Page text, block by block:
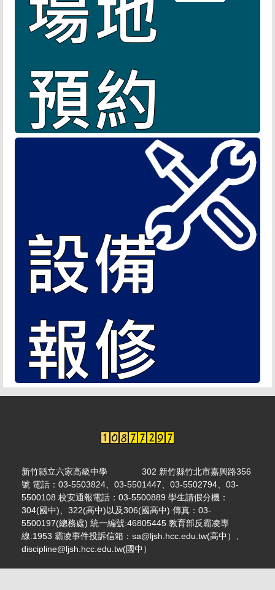
新竹縣立六家高級中學 302 新竹縣竹北市嘉興路356
號 電話：03-5503824、03-5501447、03-5502794、03-
5500108 校安通報電話：03-5500889 學生請假分機：
304(國中)、322(高中)以及306(國高中) 傳真：03-
5500197(總務處) 統一編號:46805445 教育部反霸凌專
線:1953 霸凌事件投訴信箱：sa@ljsh.hcc.edu.tw(高中）、
discipline@ljsh.hcc.edu.tw(國中）